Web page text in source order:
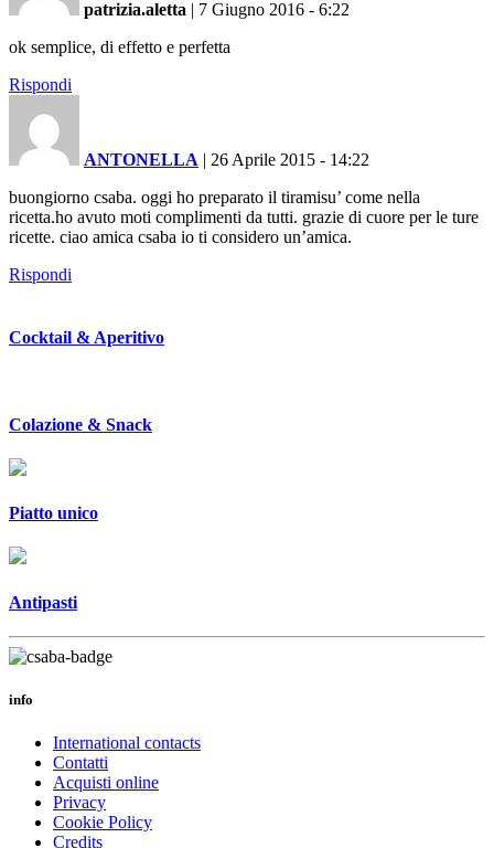
patrizia.aletta | 7 Giugno 2016 - 6:22
ok semplice, di effetto e perfetta
Rispondi
ANTONELLA | 26 Aprile 2015 - 14:22
buongiorno csaba. oggi ho preparato il tiramisu’ come nella
ricetta.ho avuto moti complimenti da tutti. grazie di cuore per le ture
ricette. ciao amica csaba io ti considero un’amica.
Rispondi
Cocktail & Aperitivo
Colazione & Snack
Piatto unico
Antipasti
info
International contacts
Contatti
Acquisti online
Privacy
Cookie Policy
Credits